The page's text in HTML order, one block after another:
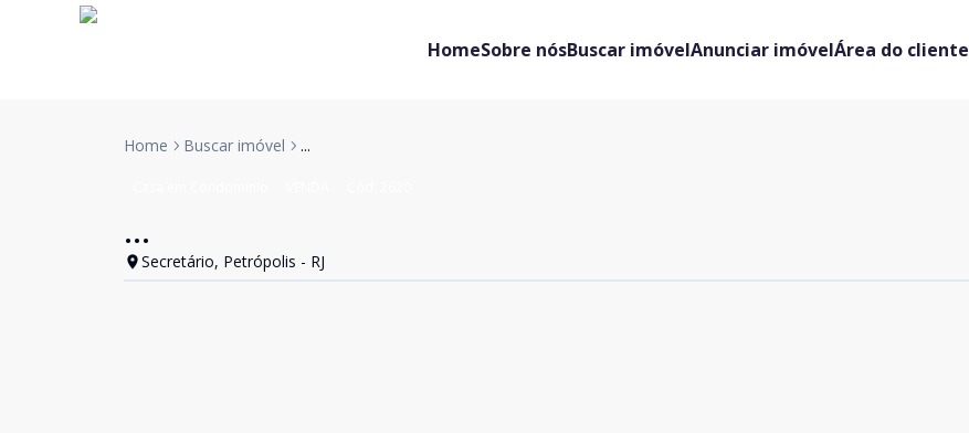
HomeSobre nósBuscar imóvelAnunciar imóvelÁrea do cliente
Home Buscar imóvel ...
...
Secretário, Petrópolis - RJ